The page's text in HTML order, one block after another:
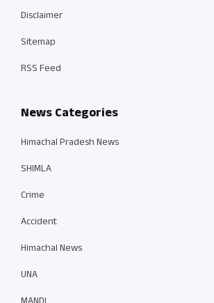
Disclaimer
Sitemap
RSS Feed
News Categories
Himachal Pradesh News
SHIMLA
Crime
Accident
Himachal News
UNA